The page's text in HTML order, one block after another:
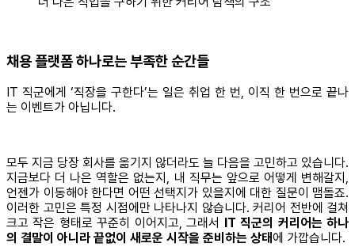
채용 플랫폼 하나로는 부족한 순간들
IT 직군에게 ‘직장을 구한다’는 일은 취업 한 번, 이직 한 번으로 끝나
는 이벤트가 아닙니다.
모두 지금 당장 회사를 옮기지 않더라도 늘 다음을 고민하고 있습니다.
지금보다 더 나은 역할은 없는지, 내 직무는 앞으로 어떻게 변해갈지,
언젠가 이동해야 한다면 어떤 선택지가 있을지에 대한 질문이 맴돌죠.
이러한 고민은 특정 시점에만 나타나지 않습니다. 커리어 전반에 걸쳐
크고 작은 형태로 꾸준히 이어지고, 그래서
IT 직군의 커리어는 하나
의 결말이 아니라 끝없이 새로운 시작을 준비하는 상태에 가깝습니다.